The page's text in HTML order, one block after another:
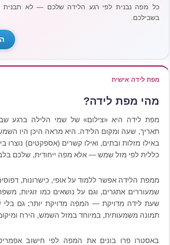
כל מפה נבנית לפי רגע הלידה שלכם — לא תבנית
בשבילכם.
מפת לידה אישית
מהי מפת לידה?
מפת לידה היא «צילום» של שמי הלילה ברגע
תאריך, שעה ומקום הלידה. היא מראה היכן היו
באילו מזלות ובתים, ואילו קשרים (אספקטים) נוצרו
כללית לפי מזל שמש — אלא מפה ייחודית, שלכם
ממפת הלידה אפשר ללמוד על אופי, כישרונות,
שמעוררים אתגרים, וגם על נושאים כמו זוגיות,
שעת לידה מדויקת — המפה מדויקת יותר; גם
תמונה משמעותית, במיוחד במזל השמש, הירח